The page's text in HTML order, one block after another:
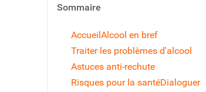
Sommaire
Accueil Alcool en bref
Traiter les problèmes d'alcool
Astuces anti-rechute
Risques pour la santéDialoguer